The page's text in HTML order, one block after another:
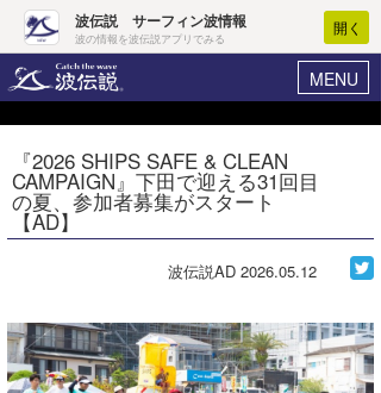
波伝説 サーフィン波情報
波の情報を波伝説アプリでみる
開く
MENU
ヘルプ マイホーム
ログイン
新規会員登録
WAVE HUNTER波予想ツール
気象情報
『2026 SHIPS SAFE & CLEAN
CAMPAIGN』下田で迎える31回目
の夏、参加者募集がスタート
【AD】
波伝説AD 2026.05.12
Core Surf Japan
コンテスト
ファッション/グッズ
コラム